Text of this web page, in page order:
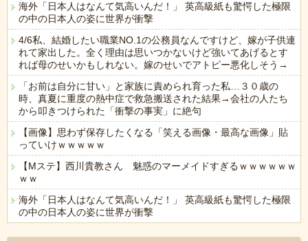
海外「日本人はなんて気高いんだ！」 英高級紙も驚愕した極限
の中の日本人の姿に世界が衝撃
4/6私、結婚したい職業NO.1の公務員なんですけど、嫁が子供連
れて家出した。全く理由は思いつかないけど強いてあげるとす
れば母のせいかもしれない。嫁のせいでアトピー悪化しそう→
「お前は自分に甘い」と家族に責められ育った私…３０歳の
時、真夏に重度の熱中症で救急搬送された結果→会社の人たち
から叩きつけられた「衝撃の事実」に絶句
【画像】思わず保存したくなる「笑える画像・最高な画像」貼
っていけｗｗｗｗｗ
【Mステ】西川貴教さん 魅惑のマーメイドすぎるｗｗｗｗｗｗ
ｗｗ
海外「日本人はなんて気高いんだ！」 英高級紙も驚愕した極限
の中の日本人の姿に世界が衝撃